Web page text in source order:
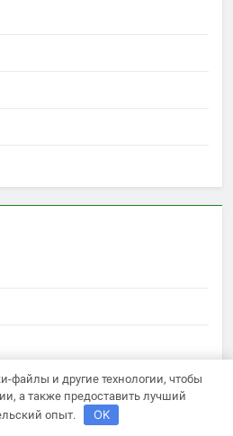
файлы и другие технологии, чтобы
а также предоставить лучший
опыт.
OK